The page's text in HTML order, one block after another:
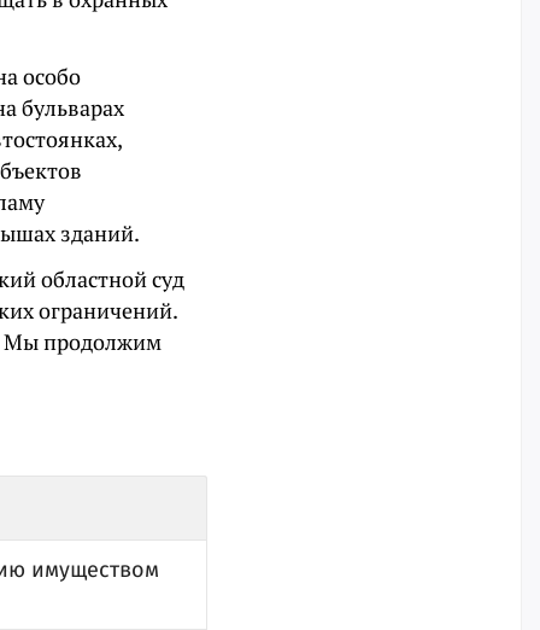
особо
бульварах
зданий.
областной суд
ограничений.
Мы продолжим
имуществом